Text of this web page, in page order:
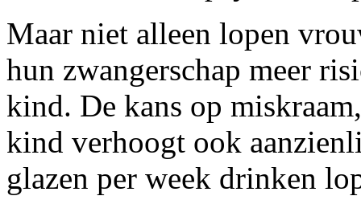
Maar niet alleen lopen
hun zwangerschap meer
kind. De kans op
kind verhoogt ook
glazen per week drinken